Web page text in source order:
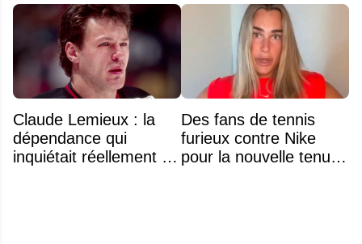
Claude Lemieux : la
dépendance qui
inquiétait réellement sa
Des fans de tennis
furieux contre Nike
pour la nouvelle tenue